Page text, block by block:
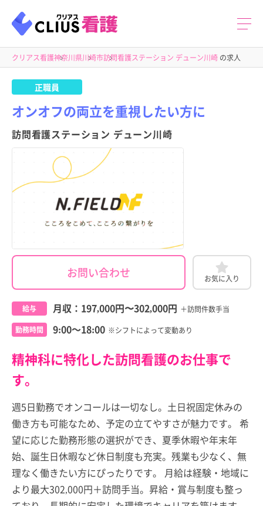
クリアス看護神奈川県川崎市訪問看護ステーション デューン川崎 の求人
正職員
オンオフの両立を重視したい方に
訪問看護ステーション デューン川崎
お問い合わせ お気に入り
給与 月収： 197,000円〜302,000円 ＋訪問件数手当
勤務時間 9:00～18:00 ※シフトによって変動あり
精神科に特化した訪問看護のお仕事で
す。
週5日勤務でオンコールは一切なし。土日祝固定休みの
働き方も可能なため、予定の立てやすさが魅力です。 希
望に応じた勤務形態の選択ができ、夏季休暇や年末年
始、誕生日休暇など休日制度も充実。残業も少なく、無
理なく働きたい方にぴったりです。 月給は経験・地域に
より最大302,000円＋訪問手当。昇給・賞与制度も整っ